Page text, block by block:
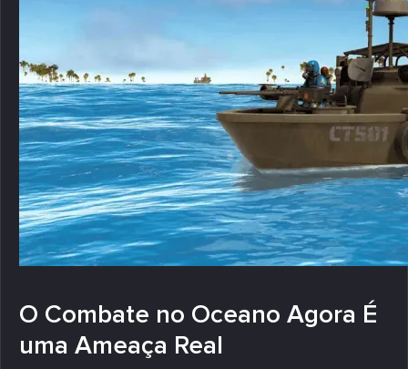
O Combate no Oceano Agora É
uma Ameaça Real